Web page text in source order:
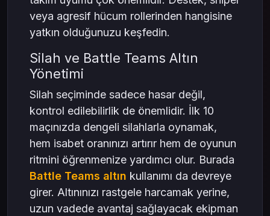
veya agresif hücum rollerinden hangisine
yatkın olduğunuzu keşfedin.
Silah ve Battle Teams Altın
Yönetimi
Silah seçiminde sadece hasar değil,
kontrol edilebilirlik de önemlidir. İlk 10
maçınızda dengeli silahlarla oynamak,
hem isabet oranınızı artırır hem de oyunun
ritmini öğrenmenize yardımcı olur. Burada
Battle Teams altın kullanımı da devreye
girer. Altınınızı rastgele harcamak yerine,
uzun vadede avantaj sağlayacak ekipman